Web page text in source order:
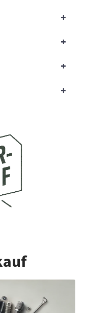
+
+
+
+